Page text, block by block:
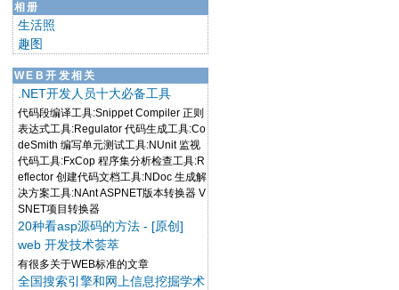
相册
生活照
趣图
WEB开发相关
.NET开发人员十大必备工具
代码段编译工具:Snippet Compiler 正则
表达式工具:Regulator 代码生成工具:Co
deSmith 编写单元测试工具:NUnit 监视
代码工具:FxCop 程序集分析检查工具:R
eflector 创建代码文档工具:NDoc 生成解
决方案工具:NAnt ASPNET版本转换器 V
SNET项目转换器
20种看asp源码的方法 - [原创]
web 开发技术荟萃
有很多关于WEB标准的文章
全国搜索引擎和网上信息挖掘学术